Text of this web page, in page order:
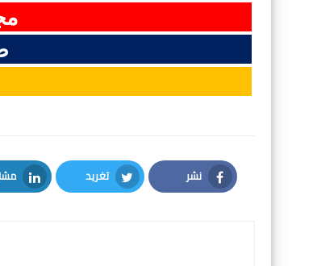
نشر
Facebook
تغريد
Twitter